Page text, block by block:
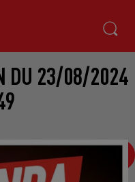
DU 23/08/2024